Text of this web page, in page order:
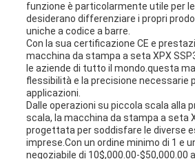
funzione è particolarmente utile per
desiderano differenziare i propri
uniche a codice a barre.
Con la sua certificazione CE e
macchina da stampa a seta XPX
le aziende di tutto il mondo.questa
flessibilità e la precisione necessarie
applicazioni.
Dalle operazioni su piccola scala alla
scala, la macchina da stampa a seta
progettata per soddisfare le diverse
imprese.Con un ordine minimo di 1 e
negoziabile di 10$,000.00-$50,000.00